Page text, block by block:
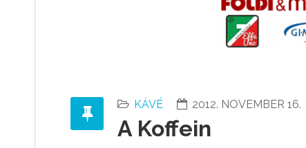
KÁVÉ 2012. NOVEMBER 16.
A Koffein